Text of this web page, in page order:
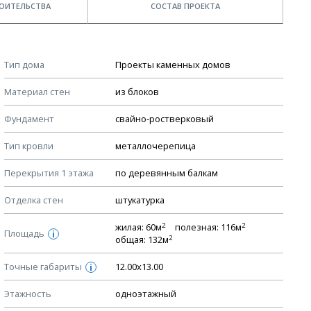
СОСТАВ ПРОЕКТА
Тип дома Проекты каменных домов
Материал стен из блоков
Фундамент свайно-ростверковый
Тип кровли металлочерепица
Перекрытия 1 этажа по деревянным балкам
Отделка стен штукатурка
Площадь i
жилая: 60м2 полезная: 116м2
общая: 132м2
Точные габариты i 12.00х13.00
Этажность одноэтажный
Примечания
Стоимость строительства дома — ориентировочная!
Для более детального расчета стоимости
строительства необходима разработка сметы, согласно
стоимости материалов в вашем регионе
Мы не учитываем стоимость доставки материалов.
Смотрите советы по выбору материала в нашем
КОНСТРУКТИВНЫЕ РЕШЕНИЯ (КР)
Ведомость рабочих чертежей основного комплекта КР
План фундамента
Устройство фундамента, спецификация материалов
фундамента
Планы перекрытий этажей, спецификация элементов
Устройство перекрытий
Устройство стен
Спецификация материалов стен
Схема расположения лаг чердака (если есть)
Схема расположения элементов стропил
Спецификация элементов стропил
Устройство стропильной системы